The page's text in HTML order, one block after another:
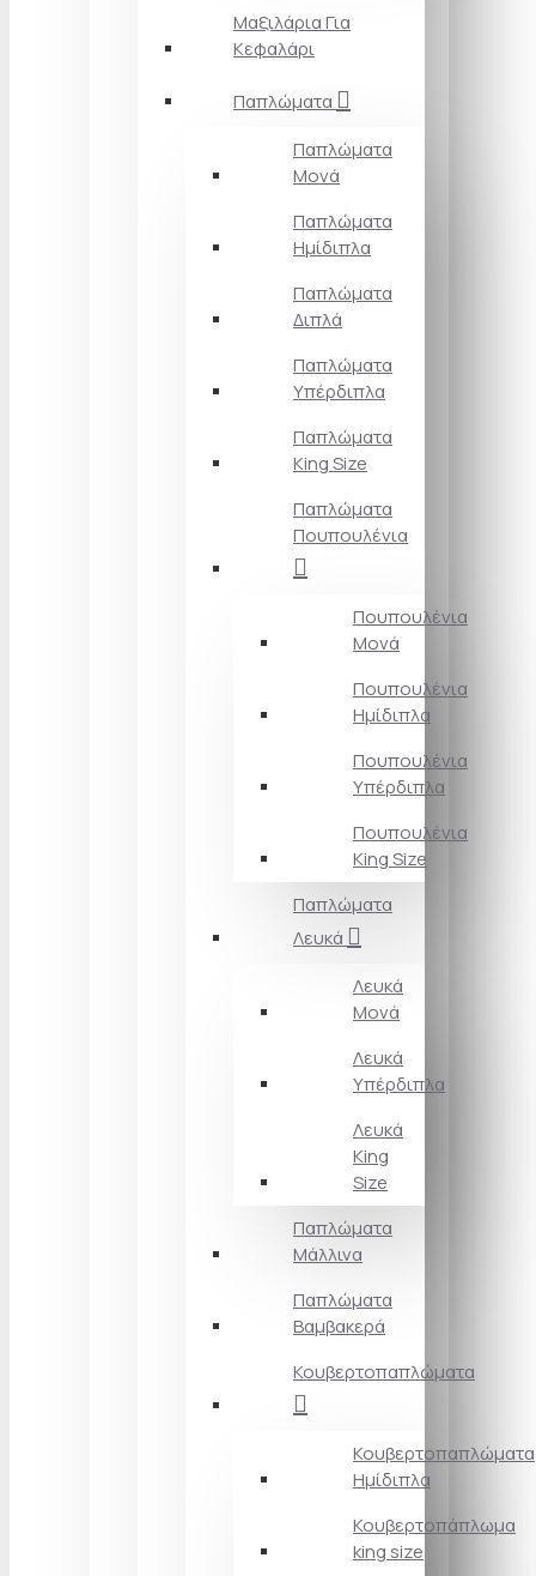
Μαξιλάρια Για
Κεφαλάρι
Παπλώματα
Παπλώματα
Μονά
Παπλώματα
Ημίδιπλα
Παπλώματα
Διπλά
Παπλώματα
Υπέρδιπλα
Παπλώματα
King Size
Παπλώματα
Πουπουλένια
Πουπουλένια
Μονά
Πουπουλένια
Ημίδιπλα
Πουπουλένια
Υπέρδιπλα
Πουπουλένια
King Size
Παπλώματα
Λευκά
Λευκά
Μονά
Λευκά
Υπέρδιπλα
Λευκά
King
Size
Παπλώματα
Μάλλινα
Παπλώματα
Βαμβακερά
Κουβερτοπαπλώματα
Κουβερτοπαπλώματα
Ημίδιπλα
Κουβερτοπάπλωμα
king size